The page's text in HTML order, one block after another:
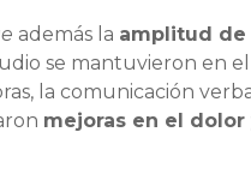
además la amplitud de
se mantuvieron en
la comunicación
mejoras en el